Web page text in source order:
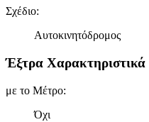
Σχέδιο:
Αυτοκινητόδρομος
Έξτρα Χαρακτηριστικά
με το Μέτρο:
Όχι